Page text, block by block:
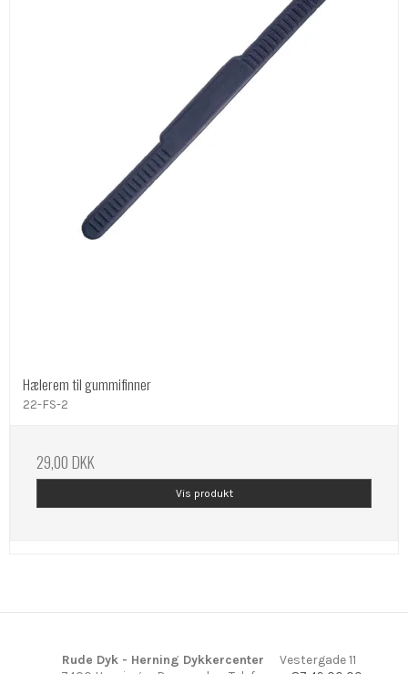
Hælerem til gummifinner
22-FS-2
29,00 DKK
Vis produkt
Rude Dyk - Herning Dykkercenter
Vestergade 11